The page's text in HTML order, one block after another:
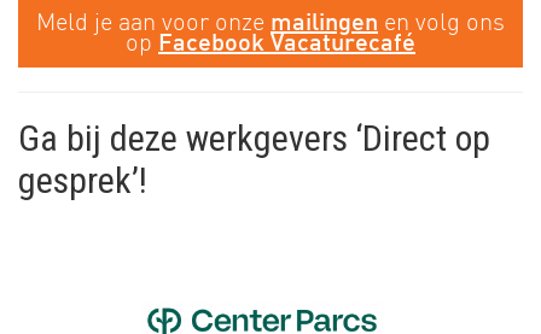
Meld je aan voor onze mailingen en volg ons
op Facebook Vacaturecafé
Ga bij deze werkgevers ‘Direct op
gesprek’!